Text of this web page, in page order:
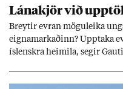
Lána­kjör við
Breyt­ir evr­an mögu­leika
eigna­mark­að­inn? Upp­taka
ís­lenskra heim­ila, seg­ir